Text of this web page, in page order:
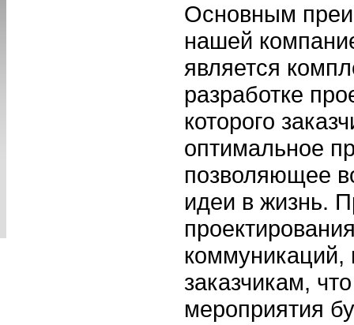
Основным
нашей
является
разработке
которого
оптимальное
позволяющее
идеи в жизнь.
заказчикам,
мероприятия